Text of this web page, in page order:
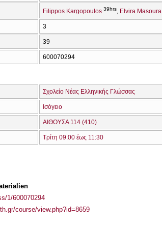
Filippos Kargopoulos 39hrs Elvira Masoura
3
39
600070294
Σχολείο Νέας Ελληνικής Γλώσσας
Ισόγειο
ΑΙΘΟΥΣΑ 114 (410)
Τρίτη 09:00 έως 11:30
1/600070294
course/view.php?id=8659